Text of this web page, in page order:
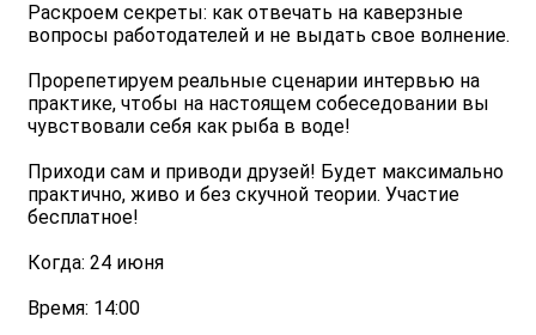
Раскроем секреты: как отвечать на каверзные
вопросы работодателей и не выдать свое волнение.
Прорепетируем реальные сценарии интервью на
практике, чтобы на настоящем собеседовании вы
чувствовали себя как рыба в воде!
Приходи сам и приводи друзей! Будет максимально
практично, живо и без скучной теории. Участие
бесплатное!
Когда: 24 июня
Время: 14:00